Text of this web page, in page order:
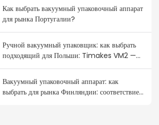
Как выбрать вакуумный упаковочный аппарат
для рынка Португалии?
Ручной вакуумный упаковщик: как выбрать
подходящий для Польши: Timakes VM2 —
Вакуумный упаковочный аппарат: как
выбрать для рынка Финляндии: соответствие